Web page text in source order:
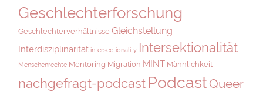
Geschlechterforschung
Geschlechterverhältnisse Gleichstellung
Interdisziplinarität intersectionality Intersektionalität
Menschenrechte Mentoring Migration MINT Männlichkeit
nachgefragt-podcastPodcastQueer